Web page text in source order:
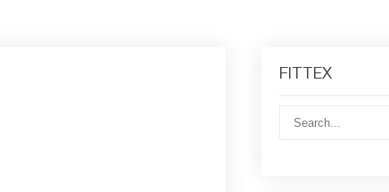
FITTEX